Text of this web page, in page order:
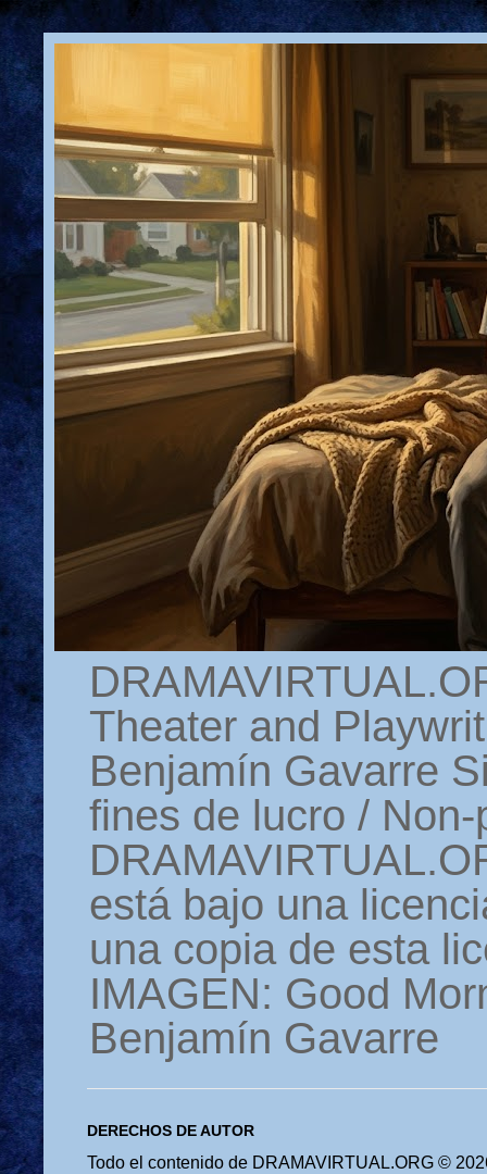
Theater and
Benjamín Gavarre
fines de lucro /
está bajo una
una copia de esta
IMAGEN: Good
Benjamín Gavarre
DERECHOS DE AUTOR
Todo el contenido de DRAMAVIRTUAL.ORG ©